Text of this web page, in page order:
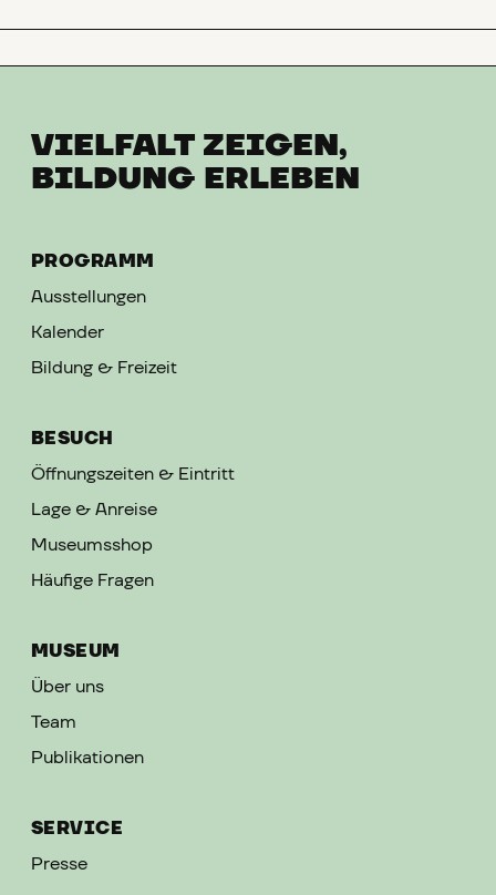
VIELFALT ZEIGEN,
BILDUNG ERLEBEN
PROGRAMM
Ausstellungen
Kalender
Bildung & Freizeit
BESUCH
Öffnungszeiten & Eintritt
Lage & Anreise
Museumsshop
Häufige Fragen
MUSEUM
Über uns
Team
Publikationen
SERVICE
Presse